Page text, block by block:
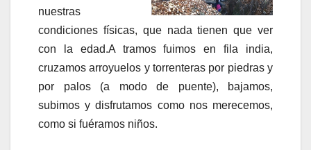
nuestras
condiciones físicas, que nada tienen que ver
con la edad.A tramos fuimos en fila india,
cruzamos arroyuelos y torrenteras por piedras y
por palos (a modo de puente), bajamos,
subimos y disfrutamos como nos merecemos,
como si fuéramos niños.